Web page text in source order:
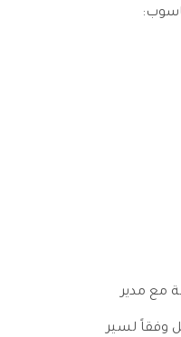
مع مدير
وفقاً لسير